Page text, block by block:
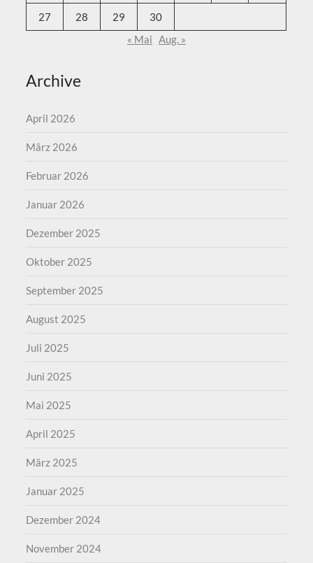
27 28 29
30
« Mai Aug. »
Archive
April 2026
März 2026
Februar 2026
Januar 2026
Dezember 2025
Oktober 2025
September 2025
August 2025
Juli 2025
Juni 2025
Mai 2025
April 2025
März 2025
Januar 2025
Dezember 2024
November 2024